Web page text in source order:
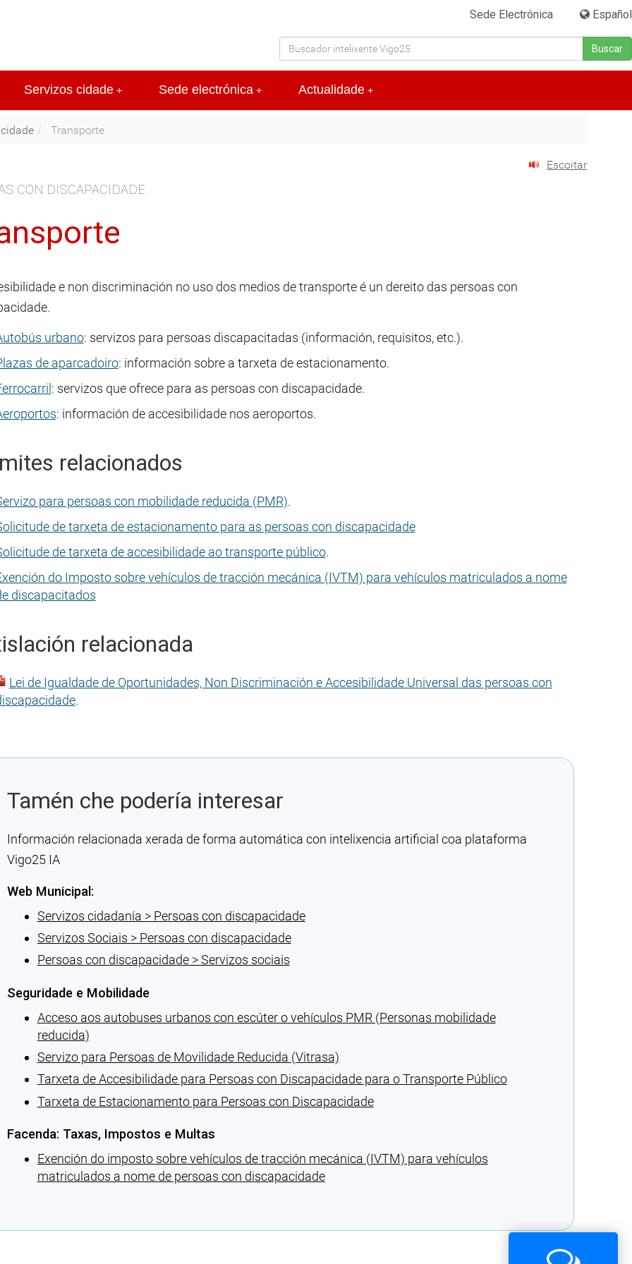
Sede Electrónica Español
Buscar
+
Servizos cidade +
Sede electrónica +
Actualidade
Transporte
Escoitar
CON DISCAPACIDADE
e non discriminación no uso dos medios de transporte é un dereito das persoas con
urbano: servizos para persoas discapacitadas (información, requisitos, etc.).
de aparcadoiro: información sobre a tarxeta de estacionamento.
: servizos que ofrece para as persoas con discapacidade.
: información de accesibilidade nos aeroportos.
relacionados
para persoas con mobilidade reducida (PMR).
de tarxeta de estacionamento para as persoas con discapacidade
de tarxeta de accesibilidade ao transporte público.
do Imposto sobre vehículos de tracción mecánica (IVTM) para vehículos matriculados a nome
discapacitados
relacionada
Lei de Igualdade de Oportunidades, Non Discriminación e Accesibilidade Universal das persoas con
.
Tamén che podería interesar
Información relacionada xerada de forma automática con intelixencia artificial coa plataforma
Vigo25 IA
Web Municipal:
Servizos cidadanía > Persoas con discapacidade
Servizos Sociais > Persoas con discapacidade
Persoas con discapacidade > Servizos sociais
Seguridade e Mobilidade
Acceso aos autobuses urbanos con escúter o vehículos PMR (Personas mobilidade
reducida)
Servizo para Persoas de Movilidade Reducida (Vitrasa)
Tarxeta de Accesibilidade para Persoas con Discapacidade para o Transporte Público
Tarxeta de Estacionamento para Persoas con Discapacidade
Facenda: Taxas, Impostos e Multas
Exención do imposto sobre vehículos de tracción mecánica (IVTM) para vehículos
matriculados a nome de persoas con discapacidade